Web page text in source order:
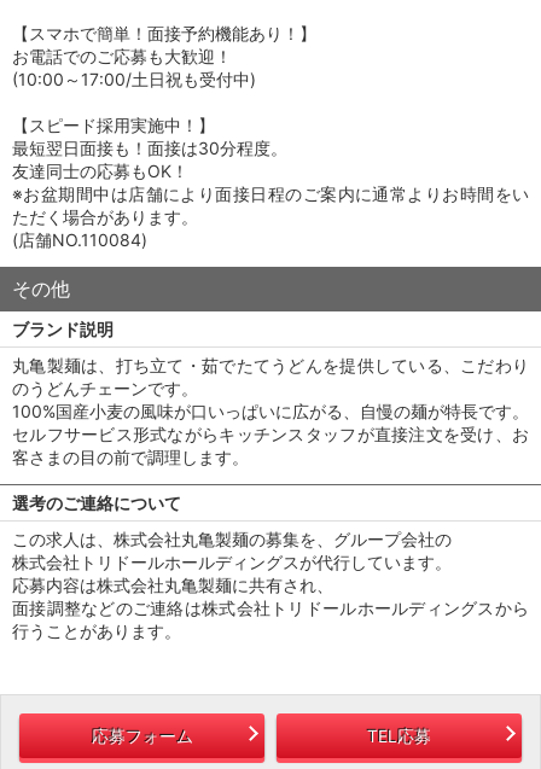
【スマホで簡単！面接予約機能あり！】
お電話でのご応募も大歓迎！
(10:00～17:00/土日祝も受付中)
【スピード採用実施中！】
最短翌日面接も！面接は30分程度。
友達同士の応募もOK！
※お盆期間中は店舗により面接日程のご案内に通常よりお時間をい
ただく場合があります。
(店舗NO.110084)
その他
ブランド説明
丸亀製麺は、打ち立て・茹でたてうどんを提供している、こだわり
のうどんチェーンです。
100%国産小麦の風味が口いっぱいに広がる、自慢の麺が特長です。
セルフサービス形式ながらキッチンスタッフが直接注文を受け、お
客さまの目の前で調理します。
選考のご連絡について
この求人は、株式会社丸亀製麺の募集を、グループ会社の
株式会社トリドールホールディングスが代行しています。
応募内容は株式会社丸亀製麺に共有され、
面接調整などのご連絡は株式会社トリドールホールディングスから
行うことがあります。
応募フォーム TEL応募